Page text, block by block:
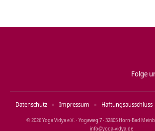
Folge
© 2026 Yoga Vidya e.V. · Yogaweg 7 · 32805 Horn‑Bad
info@yoga‑vidya.de
Datenschutz Impressum Haftungsausschluss